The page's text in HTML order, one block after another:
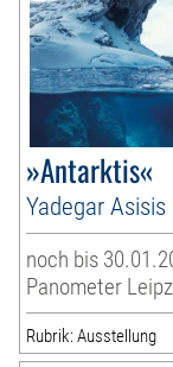
»Antarktis«
Yadegar
noch bis
Panometer
Rubrik: Ausstellung